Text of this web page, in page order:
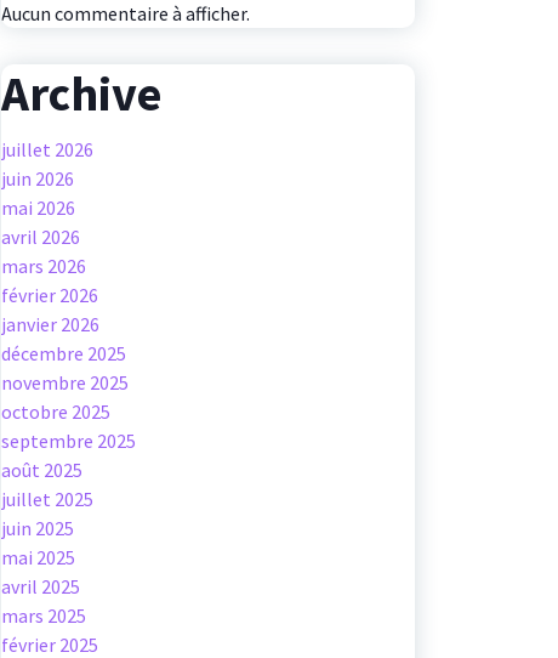
Aucun commentaire à afficher.
Archive
juillet 2026
juin 2026
mai 2026
avril 2026
mars 2026
février 2026
janvier 2026
décembre 2025
novembre 2025
octobre 2025
septembre 2025
août 2025
juillet 2025
juin 2025
mai 2025
avril 2025
mars 2025
février 2025